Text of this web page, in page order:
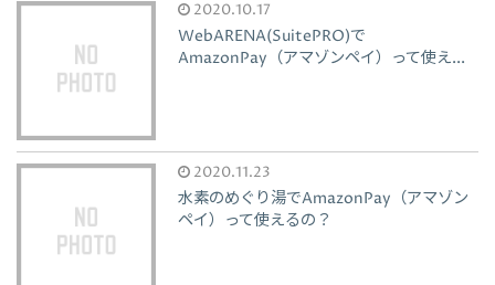
2020.10.17
WebARENA(SuitePRO)で
AmazonPay（アマゾンペイ）って使え...
2020.11.23
水素のめぐり湯でAmazonPay（アマゾン
ペイ）って使えるの？